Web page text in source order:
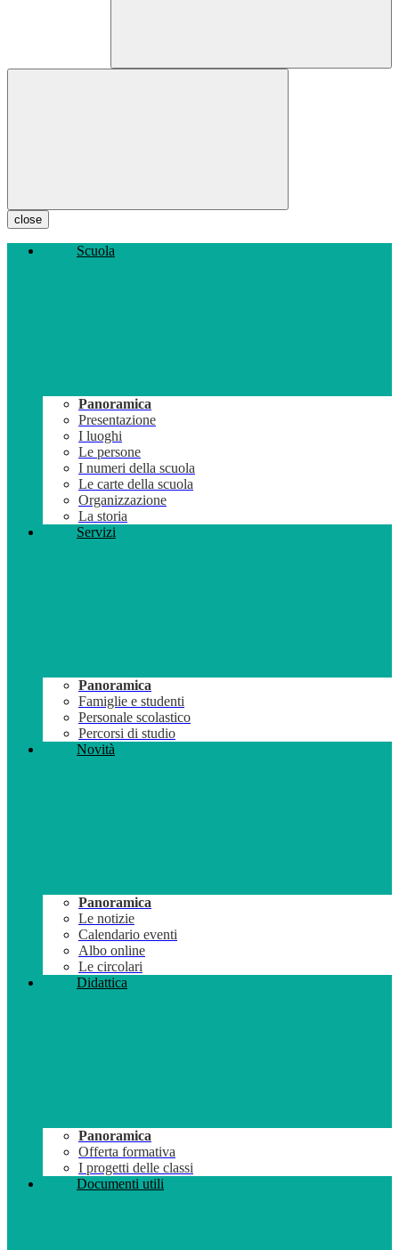
close
Scuola
Panoramica
Presentazione
I luoghi
Le persone
I numeri della scuola
Le carte della scuola
Organizzazione
La storia
Servizi
Panoramica
Famiglie e studenti
Personale scolastico
Percorsi di studio
Novità
Panoramica
Le notizie
Calendario eventi
Albo online
Le circolari
Didattica
Panoramica
Offerta formativa
I progetti delle classi
Documenti utili